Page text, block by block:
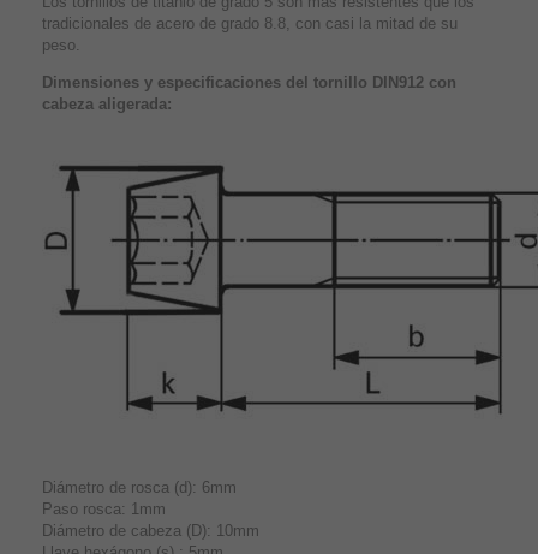
tradicionales de acero de grado 8.8, con casi la mitad de su
peso.
Dimensiones y especificaciones del tornillo DIN912 con
cabeza aligerada:
Diámetro de rosca (d): 6mm
Paso rosca: 1mm
Diámetro de cabeza (D): 10mm